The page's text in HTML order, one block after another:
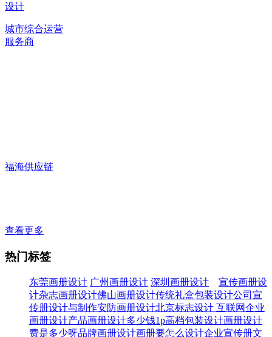
设计
城市综合运营
服务商
福海供应链
查看更多
热门标签
东莞画册设计 广州画册设计 深圳画册设计
宣传画册设
计杂志画册设计佛山画册设计传统礼盒包装设计公司宣
传册设计与制作安防画册设计北京标志设计 互联网企业
画册设计产品画册设计多少钱1p高档包装设计画册设计
费是多少呀品牌画册设计画册要怎么设计企业宣传册文